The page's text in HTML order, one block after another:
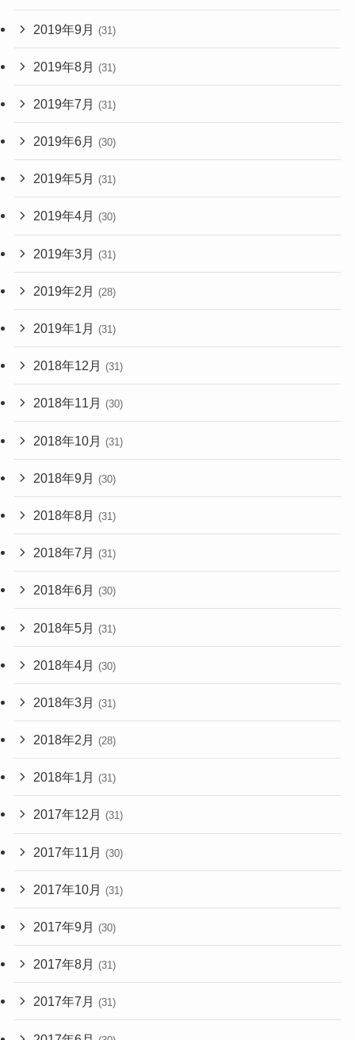
2019年9月 (31)
2019年8月 (31)
2019年7月 (31)
2019年6月 (30)
2019年5月 (31)
2019年4月 (30)
2019年3月 (31)
2019年2月 (28)
2019年1月 (31)
2018年12月 (31)
2018年11月 (30)
2018年10月 (31)
2018年9月 (30)
2018年8月 (31)
2018年7月 (31)
2018年6月 (30)
2018年5月 (31)
2018年4月 (30)
2018年3月 (31)
2018年2月 (28)
2018年1月 (31)
2017年12月 (31)
2017年11月 (30)
2017年10月 (31)
2017年9月 (30)
2017年8月 (31)
2017年7月 (31)